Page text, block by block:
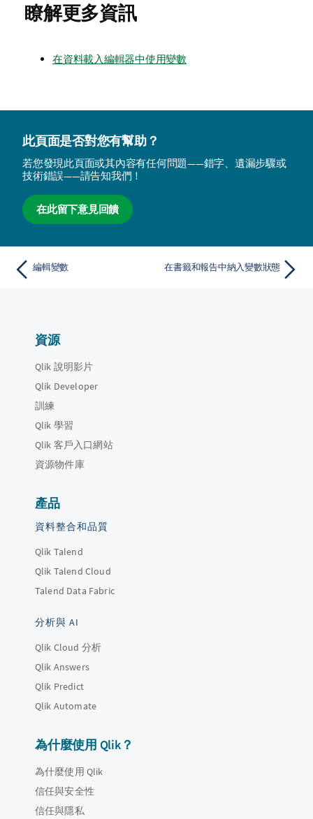
瞭解更多資訊
在資料載入編輯器中使用變數
此頁面是否對您有幫助？
若您發現此頁面或其內容有任何問題——錯字、遺漏步驟或
技術錯誤——請告知我們！
在此留下意見回饋
編輯變數 在書籤和報告中納入變數狀態
資源
Qlik 說明影片
Qlik Developer
訓練
Qlik 學習
Qlik 客戶入口網站
資源物件庫
產品
資料整合和品質
Qlik Talend
Qlik Talend Cloud
Talend Data Fabric
分析與 AI
Qlik Cloud 分析
Qlik Answers
Qlik Predict
Qlik Automate
為什麼使用 Qlik？
為什麼使用 Qlik
信任與安全性
信任與隱私